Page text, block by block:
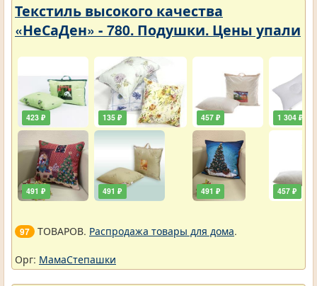
Текстиль высокого качества
«НеСаДен» - 780. Подушки. Цены упали
423 ₽
491 ₽
135 ₽
491 ₽
457 ₽
491 ₽
1 304 ₽
457 ₽
97 ТОВАРОВ. Распродажа товары для дома.
Орг: МамаСтепашки